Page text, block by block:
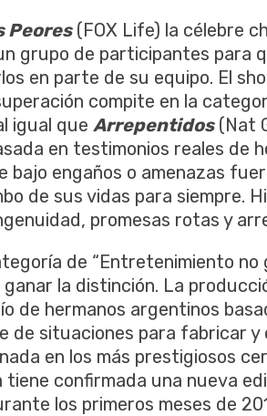
Peores(FOX Life) la célebre
grupo de participantes para
en parte de su equipo. El
compite en la
igual que Arrepentidos(Nat
en testimonios reales de
bajo engaños o amenazas
de sus vidas para siempre.
promesas rotas y
de “Entretenimiento no
la distinción. La
de hermanos argentinos
de situaciones para fabricar
en los más prestigiosos
tiene confirmada una nueva
los primeros meses de